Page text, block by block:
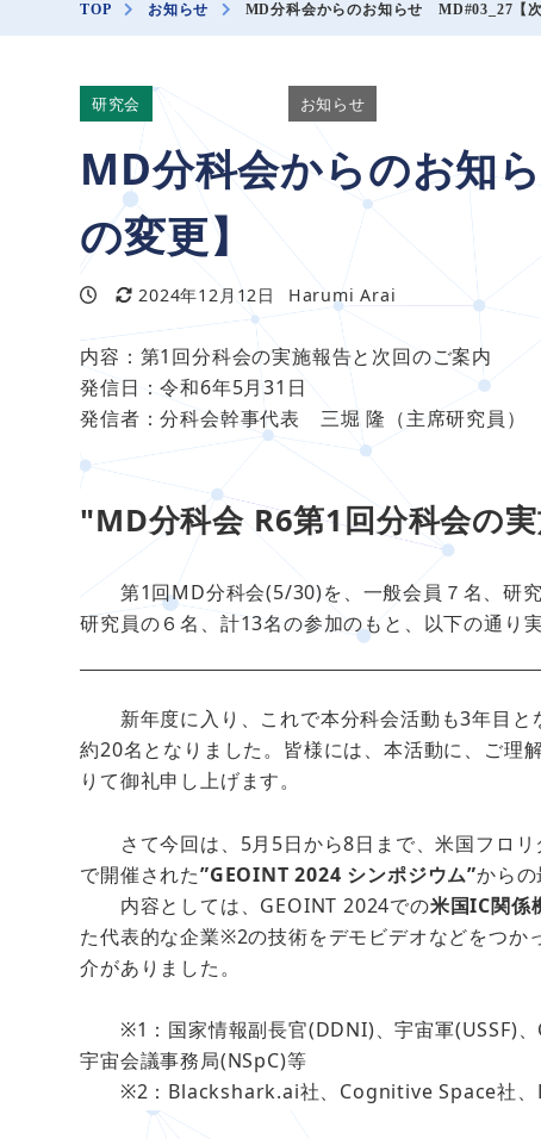
TOP お知らせ MD分科会からのお知らせ MD#03_27【次
研究会 お知らせ
MD分科会からのお知
の変更】
投稿日更新日
2024年12月12日
著
Harumi Arai
内容：第1回分科会の実施報告と次回のご案内
発信日：令和6年5月31日
発信者：分科会幹事代表 三堀 隆（主席研究員）
"MD分科会 R6第1回分科会の
第1回MD分科会(5/30)を、一般会員７名、研究
研究員の６名、計13名の参加のもと、以下の通り実
新年度に入り、これで本分科会活動も3年目と
約20名となりました。皆様には、本活動に、ご理
りて御礼申し上げます。
さて今回は、5月5日から8日まで、米国フロ
で開催された”GEOINT 2024 シンポジウム”から
内容としては、GEOINT 2024での米国IC関係
た代表的な企業※2の技術をデモビデオなどをつか
介がありました。
※1：国家情報副長官(DDNI)、宇宙軍(USSF)、
宇宙会議事務局(NSpC)等
※2：Blackshark.ai社、Cognitive Space社、